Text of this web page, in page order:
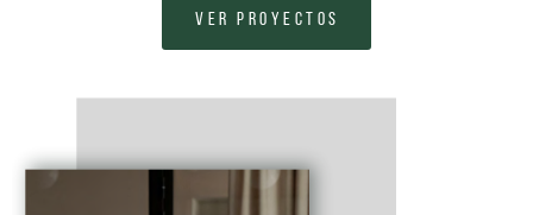
VER PROYECTOS